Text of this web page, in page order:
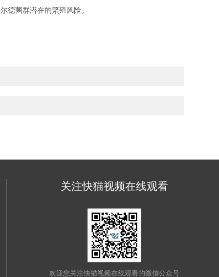
德菌群潜在的繁殖风险。
关注快猫视频在线观看
欢迎您关注快猫视频在线观看的微信公众号